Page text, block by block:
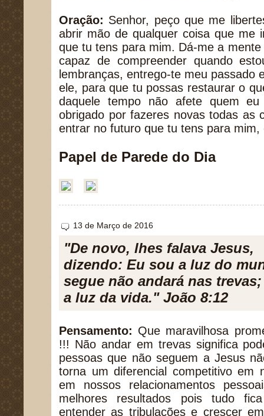
Oração: Senhor, peço que me
abrir mão de qualquer coisa que me
que tu tens para mim. Dá-me a
capaz de compreender quando
lembranças, entrego-te meu passado
ele, para que tu possas restaurar o
daquele tempo não afete quem
obrigado por fazeres novas todas as
entrar no futuro que tu tens para
Papel de Parede do Dia
13 de Março de 2016
"De novo, lhes falava Jesus,
dizendo: Eu sou a luz do
segue não andará nas
a luz da vida." João 8:12
Pensamento: Que maravilhosa
!!! Não andar em trevas significa
pessoas que não seguem a Jesus
torna um diferencial competitivo em
em nossos relacionamentos
melhores resultados pois tudo
entender as tribulações e crescer